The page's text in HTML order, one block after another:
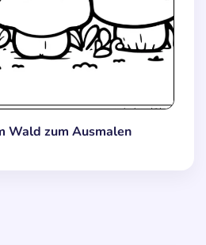
Wald zum Ausmalen